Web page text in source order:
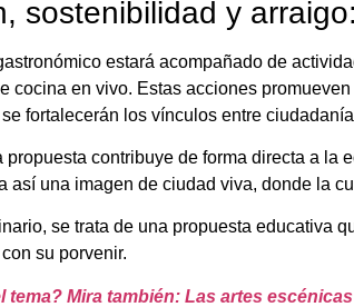
sostenibilidad y
estará acompañado de
cocina en vivo. Estas acciones
fortalecerán los vínculos entre
propuesta contribuye de forma directa a
así una imagen de ciudad viva, donde la
se trata de una propuesta educativa
su porvenir.
tema? Mira también: Las artes